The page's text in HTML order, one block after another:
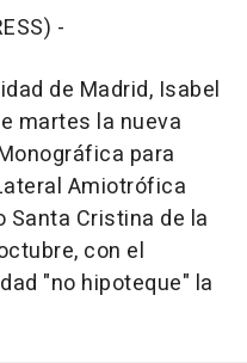
-
de Madrid, Isabel
martes la nueva
para
Amiotrófica
Santa Cristina de la
con el
"no hipoteque" la